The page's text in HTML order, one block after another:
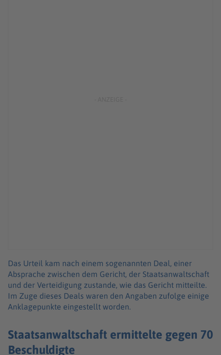
Das Urteil kam nach einem sogenannten Deal, einer
Absprache zwischen dem Gericht, der Staatsanwaltschaft
und der Verteidigung zustande, wie das Gericht mitteilte.
Im Zuge dieses Deals waren den Angaben zufolge einige
Anklagepunkte eingestellt worden.
Staatsanwaltschaft ermittelte gegen 70
Beschuldigte